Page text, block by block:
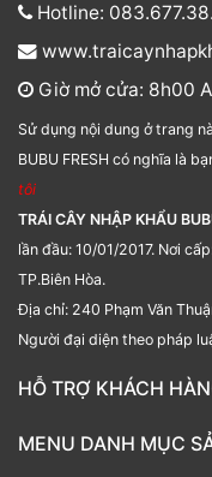
Hotline:
Giờ mở cửa: 8h00
Sử dụng nội dung ở trang
BUBU FRESH có nghĩa là
tôi
TRÁI CÂY NHẬP KHẨU
lần đầu: 10/01/2017. Nơi
TP.Biên Hòa.
Địa chỉ: 240 Phạm Văn
Người đại diện theo pháp
HỖ TRỢ KHÁCH
TRÁI CÂY NHẬP
MENU DANH MỤC